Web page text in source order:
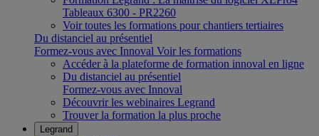
Tableaux 6300 - PR2260
Voir toutes les formations pour chantiers tertiaires
Du distanciel au présentiel
Formez-vous avec Innoval Voir les formations
Accéder à la plateforme de formation innoval en ligne
Du distanciel au présentiel
Formez-vous avec Innoval
Découvrir les webinaires Legrand
Trouver la formation la plus proche
Legrand